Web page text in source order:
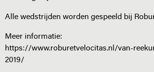
Alle wedstrijden worden gespeeld bij
Meer informatie:
https://www.roburetvelocitas.nl/van-
2019/